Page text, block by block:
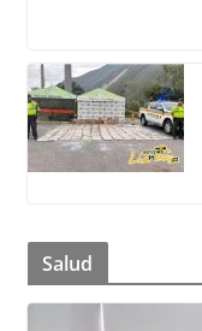
Salud